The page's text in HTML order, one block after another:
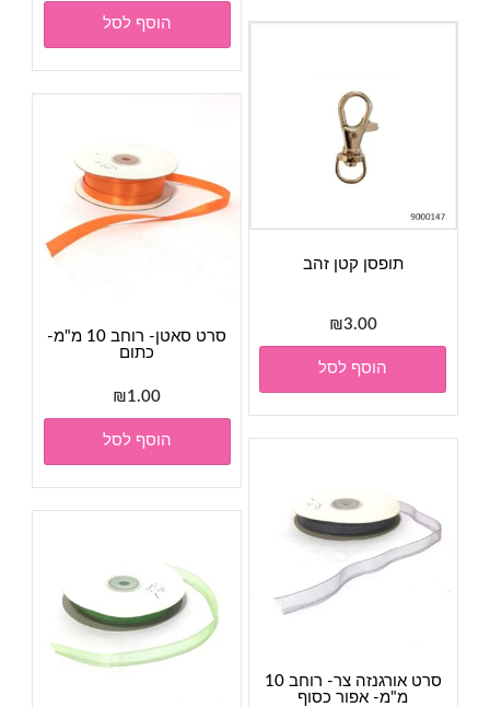
הוסף לסל
תופסן קטן זהב
₪3.00
הוסף לסל
סרט סאטן- רוחב 10 מ"מ-
כתום
₪1.00
הוסף לסל
סרט אורגנזה צר- רוחב 10
מ"מ- אפור כסוף